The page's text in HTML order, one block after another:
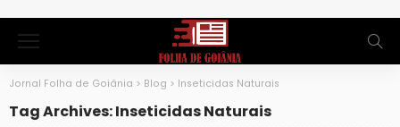
Jornal Folha de Goiânia > Blog > Inseticidas Naturais
Tag Archives: Inseticidas Naturais